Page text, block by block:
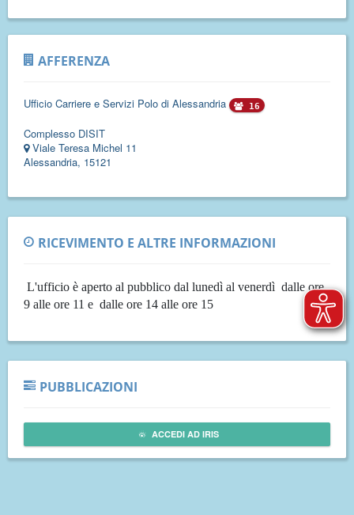
AFFERENZA
Ufficio Carriere e Servizi Polo di Alessandria 16
Complesso DISIT
Viale Teresa Michel 11
Alessandria, 15121
RICEVIMENTO E ALTRE INFORMAZIONI
L'ufficio è aperto al pubblico dal lunedì al venerdì dalle ore
9 alle ore 11 e dalle ore 14 alle ore 15
PUBBLICAZIONI
ACCEDI AD IRIS